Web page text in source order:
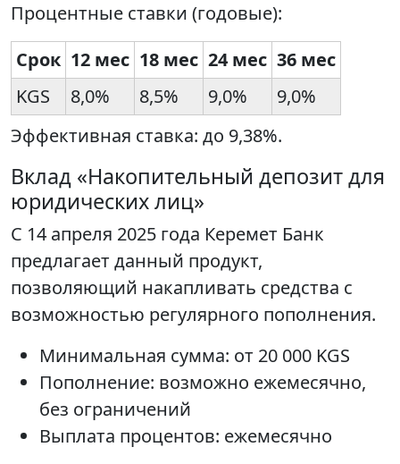
Процентные ставки (годовые):
Срок 12 мес 18 мес 24 мес 36 мес
KGS
8,0% 8,5% 9,0%
9,0%
Эффективная ставка: до 9,38%.
Вклад «Накопительный депозит для
юридических лиц»
С 14 апреля 2025 года Керемет Банк
предлагает данный продукт,
позволяющий накапливать средства с
возможностью регулярного пополнения.
Минимальная сумма: от 20 000 KGS
Пополнение: возможно ежемесячно,
без ограничений
Выплата процентов: ежемесячно